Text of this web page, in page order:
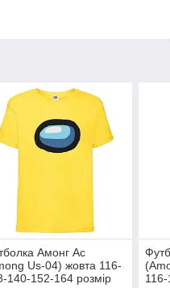
Амонг Ас
Us-04) жовта 116-
140-152-164 розмір